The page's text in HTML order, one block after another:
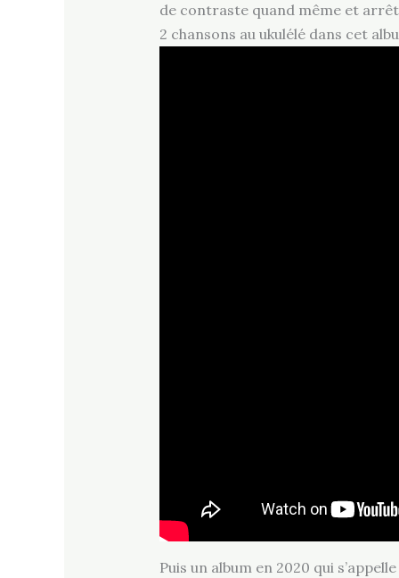
de contraste quand même et
2 chansons au ukulélé dans cet
Puis un album en 2020 qui